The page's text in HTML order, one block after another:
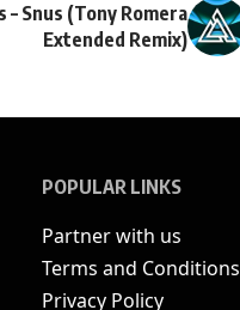
Snus (Tony Romera
Extended Remix)
POPULAR LINKS
Partner with us
Terms and Conditions
Privacy Policy